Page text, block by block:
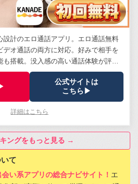
設計のエロ通話アプリ。エロ通話無料
デオ通話の両方に対応。好みで相手を
も搭載。没入感の高い通話体験が評
公式サイトは
こちら▶
詳細はこちら
ングをもっと見る →
て
い系アプリの総合ナビサイト！ エ